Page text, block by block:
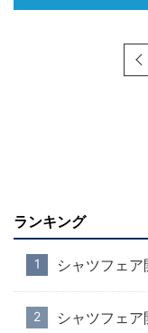
ランキング
シャツフェ
シャツフェ